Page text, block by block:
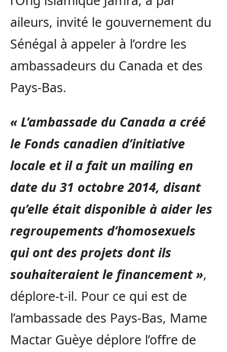
aileurs, invité le gouvernement du
Sénégal à appeler à l’ordre les
ambassadeurs du Canada et des
Pays-Bas.
« L’ambassade du Canada a créé
le Fonds canadien d’initiative
locale et il a fait un mailing en
date du 31 octobre 2014, disant
qu’elle était disponible à aider les
regroupements d’homosexuels
qui ont des projets dont ils
souhaiteraient le financement »,
déplore-t-il. Pour ce qui est de
l’ambassade des Pays-Bas, Mame
Mactar Guèye déplore l’offre de